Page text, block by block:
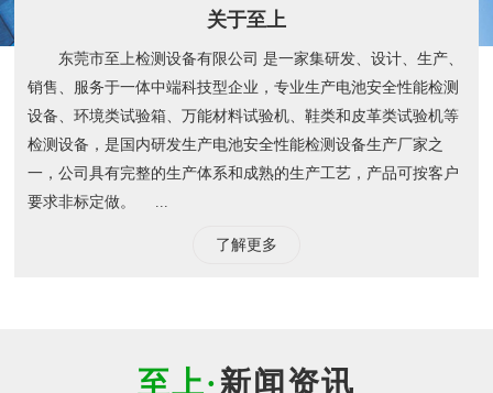
关于至上
东莞市至上检测设备有限公司 是一家集研发、设计、生产、
销售、服务于一体中端科技型企业，专业生产电池安全性能检测
设备、环境类试验箱、万能材料试验机、鞋类和皮革类试验机等
检测设备，是国内研发生产电池安全性能检测设备生产厂家之
一，公司具有完整的生产体系和成熟的生产工艺，产品可按客户
要求非标定做。 ...
了解更多
新闻资讯